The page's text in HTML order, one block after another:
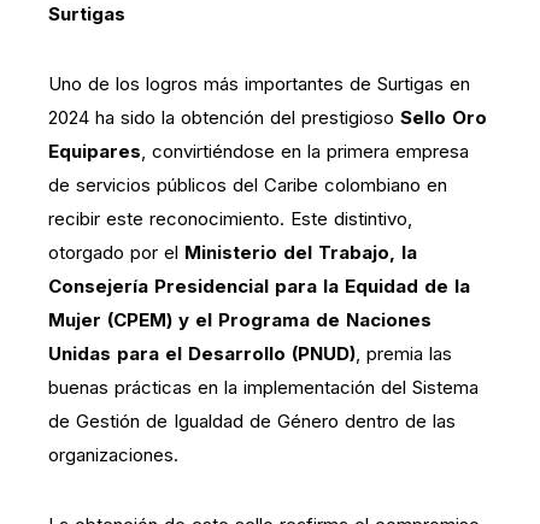
Surtigas
Uno de los logros más importantes de Surtigas en
2024 ha sido la obtención del prestigioso Sello Oro
Equipares , convirtiéndose en la primera empresa
de servicios públicos del Caribe colombiano en
recibir este reconocimiento. Este distintivo,
otorgado por el Ministerio del Trabajo, la
Consejería Presidencial para la Equidad de la
Mujer (CPEM) y el Programa de Naciones
Unidas para el Desarrollo (PNUD) , premia las
buenas prácticas en la implementación del Sistema
de Gestión de Igualdad de Género dentro de las
organizaciones.